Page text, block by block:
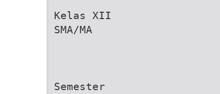
Kelas XII
SMA/MA
Semester